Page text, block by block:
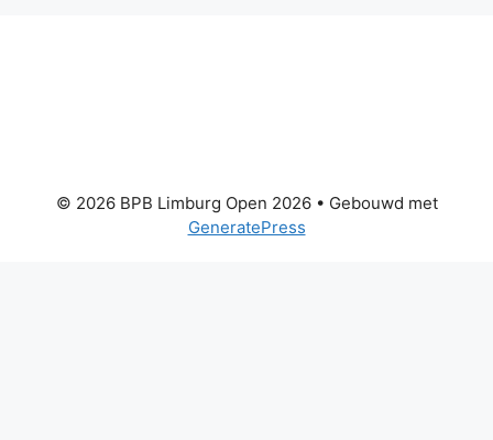
© 2026 BPB Limburg Open 2026• Gebouwd met
GeneratePress